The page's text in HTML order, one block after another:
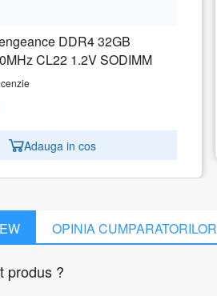
4GB DDR4 3200MHz SODIMM
1 recenzie
lei
Adauga in cos
OPINIA CUMPARATORILOR
produs ?